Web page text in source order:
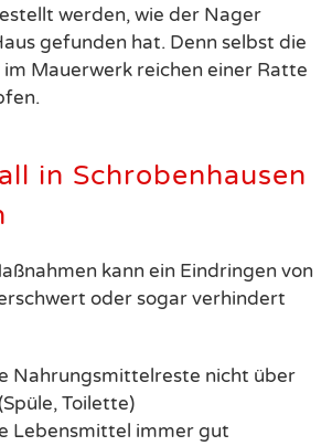
werden, wie der Nager
gefunden hat. Denn selbst die
Mauerwerk reichen einer Ratte
in Schrobenhausen
kann ein Eindringen von
oder sogar verhindert
Nahrungsmittelreste nicht über
Toilette)
Lebensmittel immer gut